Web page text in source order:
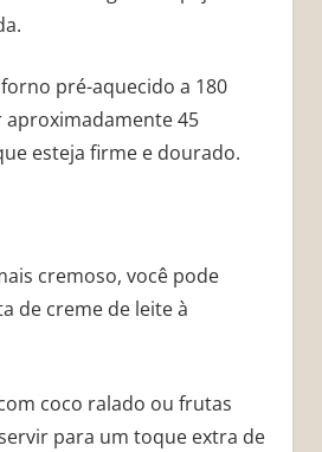
pré-aquecido a 180
aproximadamente 45
esteja firme e dourado.
cremoso, você pode
de creme de leite à
coco ralado ou frutas
para um toque extra de